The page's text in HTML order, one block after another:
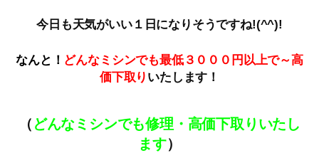
今日も天気がいい１日になりそうですね!(^^)!
なんと！ どんなミシンでも最低３０００円以上で～高
価下取り いたします！
（ どんなミシンでも修理・高価下取りいたし
ます）